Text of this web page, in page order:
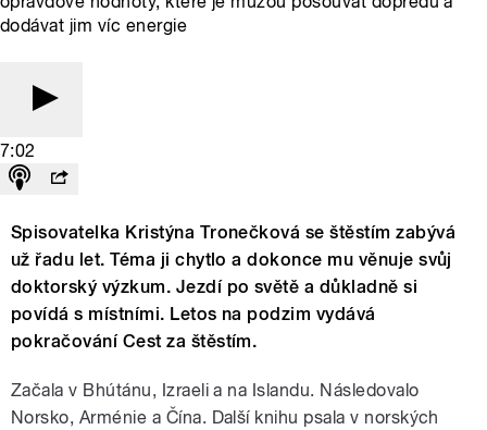
dodávat jim víc energie
7:02
Spisovatelka Kristýna Tronečková se štěstím zabývá
už řadu let. Téma ji chytlo a dokonce mu věnuje svůj
doktorský výzkum. Jezdí po světě a důkladně si
povídá s místními. Letos na podzim vydává
pokračování Cest za štěstím.
Začala v Bhútánu, Izraeli a na Islandu. Následovalo
Norsko, Arménie a Čína. Další knihu psala v norských